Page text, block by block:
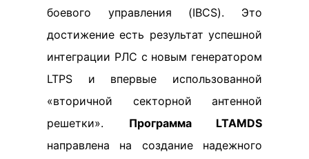
боевого управления (IBCS). Это
достижение есть результат успешной
интеграции РЛС с новым генератором
LTPS и впервые использованной
«вторичной секторной антенной
решетки». Программа LTAMDS
направлена на создание надежного